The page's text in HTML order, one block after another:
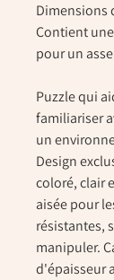
Dimensions
Contient
pour un
Puzzle qui
familiariser
un
Design
coloré, clair
aisée pour
résistantes,
manipuler.
d'épaisseur